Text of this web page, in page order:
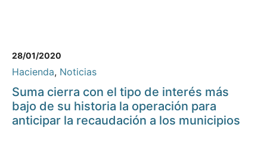
28/01/2020
Hacienda, Noticias
Suma cierra con el tipo de interés más
bajo de su historia la operación para
anticipar la recaudación a los municipios